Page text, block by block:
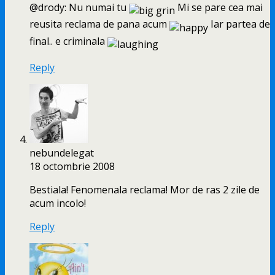
@drody: Nu numai tu
Mi se pare cea mai
reusita reclama de pana acum
Iar partea de
final.. e criminala
Reply
nebundelegat
18 octombrie 2008
Bestiala! Fenomenala reclama! Mor de ras 2 zile de
acum incolo!
Reply